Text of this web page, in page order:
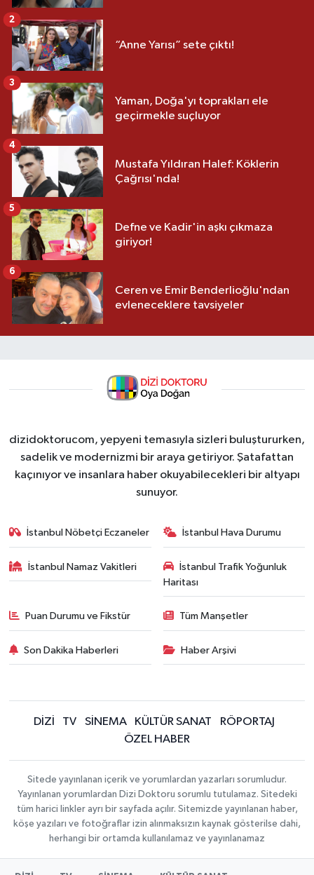
“Anne Yarısı” sete çıktı!
2
Yaman, Doğa'yı toprakları ele
geçirmekle suçluyor
3
Mustafa Yıldıran Halef: Köklerin
Çağrısı'nda!
4
Defne ve Kadir'in aşkı çıkmaza
giriyor!
5
Ceren ve Emir Benderlioğlu'ndan
evleneceklere tavsiyeler
6
dizidoktorucom, yepyeni temasıyla sizleri buluştururken,
sadelik ve modernizmi bir araya getiriyor. Şatafattan
kaçınıyor ve insanlara haber okuyabilecekleri bir altyapı
sunuyor.
İstanbul Nöbetçi Eczaneler İstanbul Hava Durumu
İstanbul Namaz Vakitleri
İstanbul Trafik Yoğunluk
Haritası
Puan Durumu ve Fikstür Tüm Manşetler
Son Dakika Haberleri Haber Arşivi
DİZİ TV SİNEMA KÜLTÜR SANAT
RÖPORTAJ
ÖZEL HABER
Sitede yayınlanan içerik ve yorumlardan yazarları sorumludur.
Yayınlanan yorumlardan Dizi Doktoru sorumlu tutulamaz. Sitedeki
tüm harici linkler ayrı bir sayfada açılır. Sitemizde yayınlanan haber,
köşe yazıları ve fotoğraflar izin alınmaksızın kaynak gösterilse dahi,
herhangi bir ortamda kullanılamaz ve yayınlanamaz